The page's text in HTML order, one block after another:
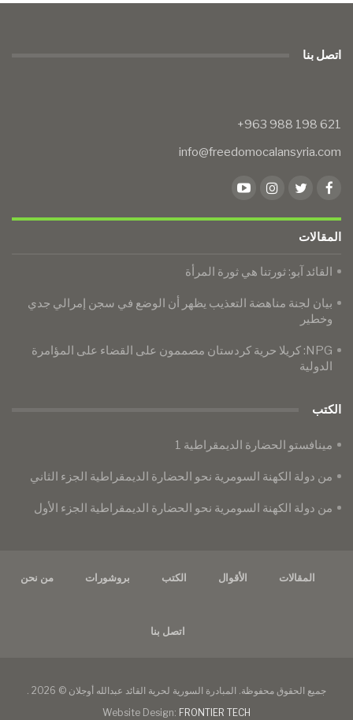
اتصل بنا
info@freedomocalansyria.com
المقالات
​​​​​​​القائد آبو: ثورتنا هي ثورة المرأة
بيان لجنة مناهضة التعذيب يظهر أن الوضع في سجن إمرالي جدي
وخطير
NPG: كريلا حرية كردستان مصممون على القضاء على المؤامرة
الدولية
الكتب
مينافستو الحضارة الديمقراطية 1
من دولة الكهنة السومرية نحو الحضارة الديمقراطية الجزء الثاني
من دولة الكهنة السومرية نحو الحضارة الديمقراطية الجزء الأول
المقالات الأقوال الكتب بروشورات من نحن
اتصل بنا
جميع الحقوق محفوظة. المبادرة السورية لحرية القائد عبدالله أوجلان © 2026 .
Website Design: FRONTIER TECH